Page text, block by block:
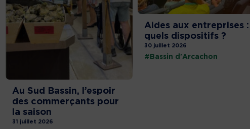
Au Sud Bassin, l’espoir
des commerçants pour
la saison
31 juillet 2026
Aides aux entreprises :
quels dispositifs ?
30 juillet 2026
#Bassin d'Arcachon